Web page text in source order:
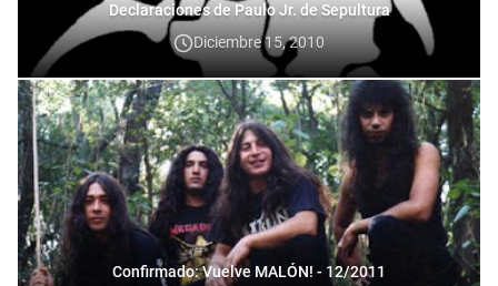
Declaraciones de Paulo Jr. de Sepultura
Diciembre 15, 2010
Confirmado: Vuelve MALÓN! - 12/2011